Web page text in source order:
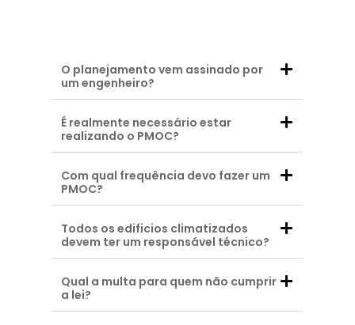
O planejamento vem assinado por
um engenheiro?
É realmente necessário estar
realizando o PMOC?
Com qual frequência devo fazer um
PMOC?
Todos os edificios climatizados
devem ter um responsável técnico?
Qual a multa para quem não cumprir
a lei?